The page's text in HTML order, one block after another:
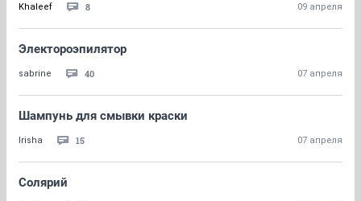
Khaleef 8 09 апреля
Электороэпилятор
sabrine 40 07 апреля
Шампунь для смывки краски
Irisha 15 07 апреля
Солярий